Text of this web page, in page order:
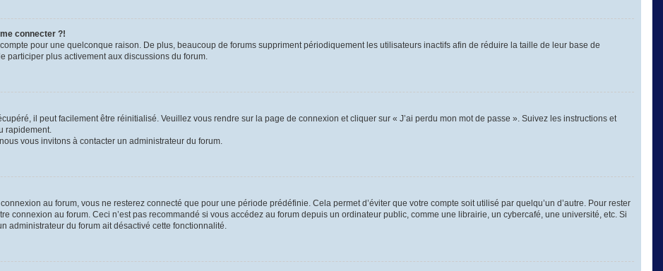
connecter ?!
pour une quelconque raison. De plus, beaucoup de forums suppriment périodiquement les utilisateurs inactifs afin de réduire la taille de leur base de
participer plus activement aux discussions du forum.
il peut facilement être réinitialisé. Veuillez vous rendre sur la page de connexion et cliquer sur « J’ai perdu mon mot de passe ». Suivez les instructions et
rapidement.
vous invitons à contacter un administrateur du forum.
au forum, vous ne resterez connecté que pour une période prédéfinie. Cela permet d’éviter que votre compte soit utilisé par quelqu’un d’autre. Pour rester
connexion au forum. Ceci n’est pas recommandé si vous accédez au forum depuis un ordinateur public, comme une librairie, un cybercafé, une université, etc. Si
administrateur du forum ait désactivé cette fonctionnalité.